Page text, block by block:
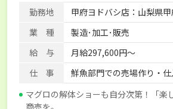
勤務地
甲府ヨドバシ店：山梨県
業 種
製造･加工･販売
給 与
月給297,600円～
仕 事
鮮魚部門での売場作り・
マグロの解体ショーも自分次第！「楽